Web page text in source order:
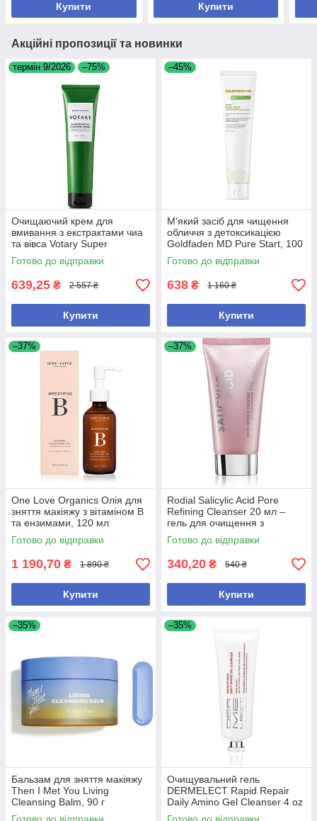
Купити Купити
Акційні пропозиції та новинки
термін 9/2026 –75%
Очищаючий крем для
вмивання з екстрактами чиа
та вівса Votary Super
Sensitive Cleansing Cream
100 мл
Готово до відправки
639,25 ₴ 2 557 ₴
Купити
–45%
М'який засіб для чищення
обличчя з детоксикацією
Goldfaden MD Pure Start, 100
мл
Готово до відправки
638 ₴ 1 160 ₴
Купити
–37%
One Love Organics Олія для
зняття макіяжу з вітаміном B
та ензимами, 120 мл
Готово до відправки
1 190,70 ₴ 1 890 ₴
Купити
–37%
Rodial Salicylic Acid Pore
Refining Cleanser 20 мл –
гель для очищення з
саліциловою кислотою для
звуження пор
Готово до відправки
340,20 ₴ 540 ₴
Купити
–35%
Бальзам для зняття макіяжу
Then I Met You Living
Cleansing Balm, 90 г
–35%
Очищувальний гель
DERMELECT Rapid Repair
Daily Amino Gel Cleanser 4 oz
– для щоденного очищення